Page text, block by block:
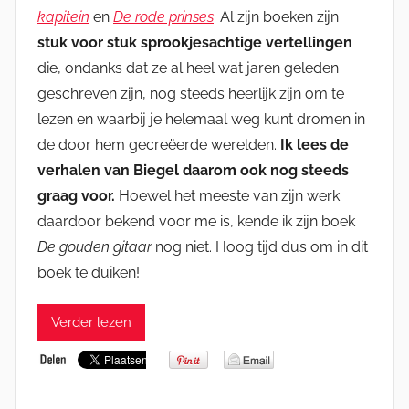
kapitein en De rode prinses. Al zijn boeken zijn
stuk voor stuk sprookjesachtige vertellingen
die, ondanks dat ze al heel wat jaren geleden
geschreven zijn, nog steeds heerlijk zijn om te
lezen en waarbij je helemaal weg kunt dromen in
de door hem gecreëerde werelden. Ik lees de
verhalen van Biegel daarom ook nog steeds
graag voor. Hoewel het meeste van zijn werk
daardoor bekend voor me is, kende ik zijn boek
De gouden gitaarnog niet. Hoog tijd dus om in dit
boek te duiken!
Verder lezen